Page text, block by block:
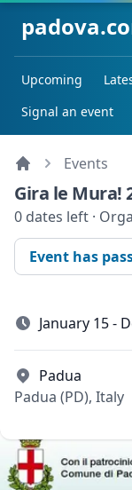
Upcoming
Signal an event
Events
Gira le Mura!
0 dates left ·
Event has
January 15 -
Padua
Padua (PD), Italy